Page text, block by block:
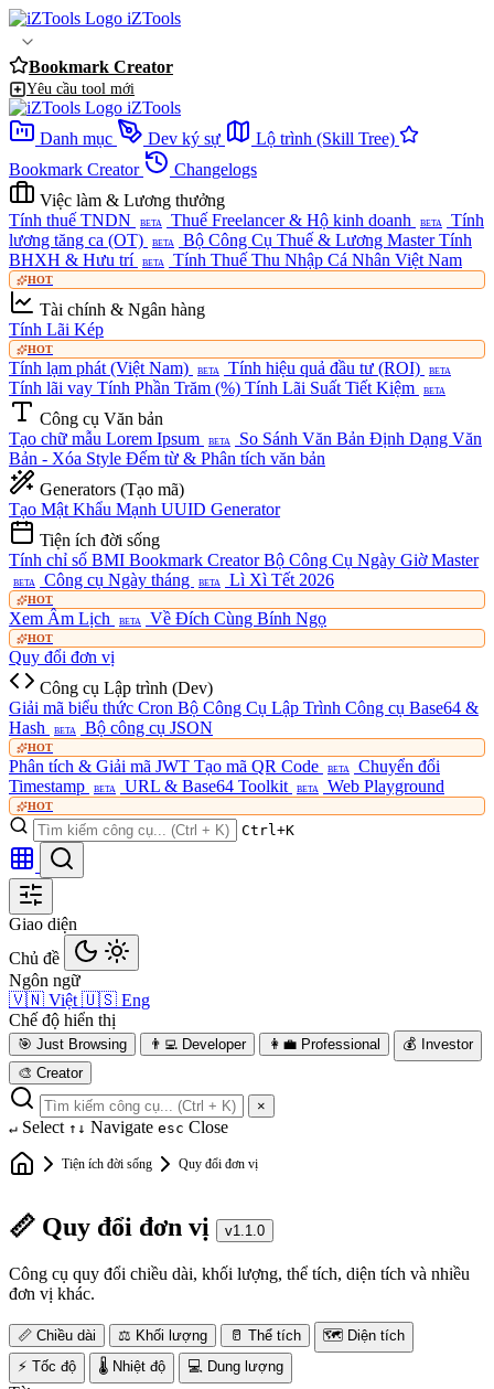
iZTools
Bookmark Creator
Yêu cầu tool mới
iZTools
Danh mục
Dev ký sự
Lộ trình (Skill Tree)
Bookmark Creator
Changelogs
Việc làm & Lương thưởng
Tính thuế TNDN
BETA Thuế Freelancer & Hộ kinh doanh BETA
Tính
lương tăng ca (OT)
BETA Bộ Công Cụ Thuế & Lương MasterTính
BHXH & Hưu trí
BETA Tính Thuế Thu Nhập Cá Nhân Việt Nam
HOT
Tài chính & Ngân hàng
Tính Lãi Kép
HOT
Tính lạm phát (Việt Nam) BETA Tính hiệu quả đầu tư (ROI) BETA
Tính lãi vay Tính Phần Trăm (%) Tính Lãi Suất Tiết Kiệm BETA
Công cụ Văn bản
Tạo chữ mẫu Lorem Ipsum
BETA So Sánh Văn Bản Định Dạng Văn
Bản - Xóa Style Đếm từ & Phân tích văn bản
Generators (Tạo mã)
Tạo Mật Khẩu Mạnh UUID Generator
Tiện ích đời sống
Tính chỉ số BMI Bookmark CreatorBộ Công Cụ Ngày Giờ Master
BETA Công cụ Ngày tháng BETA Lì Xì Tết 2026
HOT
Xem Âm Lịch BETA Về Đích Cùng Bính Ngọ
HOT
Quy đổi đơn vị
Công cụ Lập trình (Dev)
Giải mã biểu thức Cron Bộ Công Cụ Lập Trình Công cụ Base64 &
Hash
BETA Bộ công cụ JSON
HOT
Phân tích & Giải mã JWT Tạo mã QR Code BETA
Chuyển đổi
Timestamp
BETA URL & Base64 Toolkit BETA Web Playground
HOT
Ctrl+K
Giao diện
Chủ đề
Ngôn ngữ
🇻🇳 Việt 🇺🇸 Eng
Chế độ hiển thị
🎯 Just Browsing 👨‍💻 Developer 👩‍💼 Professional 💰 Investor
🎨 Creator
×
↵ Select ↑↓ Navigate esc Close
Tiện ích đời sống Quy đổi đơn vị
📏 Quy đổi đơn vị v1.1.0
Công cụ quy đổi chiều dài, khối lượng, thể tích, diện tích và nhiều
đơn vị khác.
📏 Chiều dài ⚖️ Khối lượng 🥛 Thể tích
🗺️ Diện tích
⚡ Tốc độ
🌡️ Nhiệt độ 💻 Dung lượng